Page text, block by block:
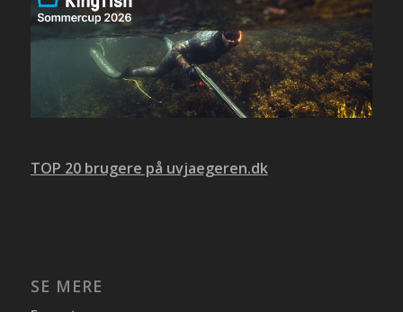
TOP 20 brugere på uvjaegeren.dk
SE MERE